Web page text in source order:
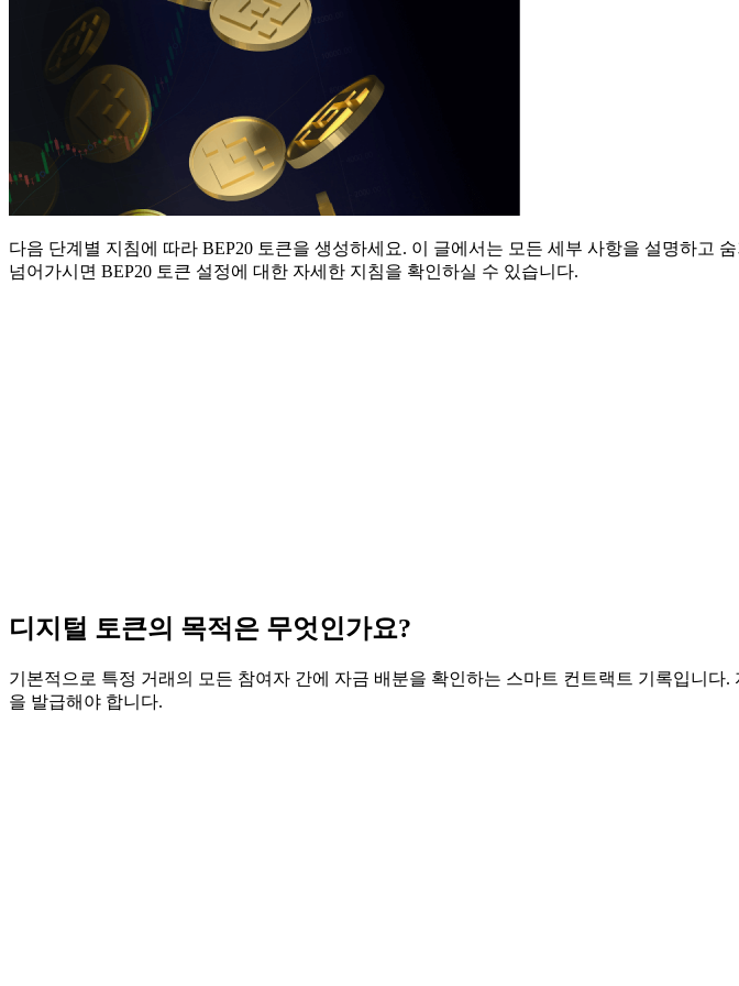
다음 단계별 지침에 따라 BEP20 토큰을 생성하세요. 이 글에서는 모든 세부 사항을 설명하고
넘어가시면 BEP20 토큰 설정에 대한 자세한 지침을 확인하실 수 있습니다.
디지털 토큰의 목적은 무엇인가요?
기본적으로 특정 거래의 모든 참여자 간에 자금 배분을 확인하는 스마트 컨트랙트 기록입니
을 발급해야 합니다.